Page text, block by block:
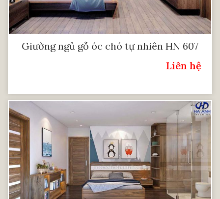
Giường ngủ gỗ óc chó tự nhiên HN 607
Liên hệ